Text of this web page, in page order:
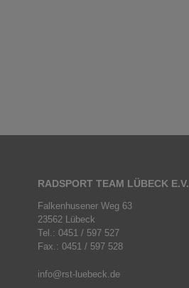
RADSPORT TEAM LÜBECK E.V.
Falkenhusener Weg 63
23562 Lübeck
Tel.: 0451 / 597 527
Fax.: 0451 / 597 528
info@rst-luebeck.de